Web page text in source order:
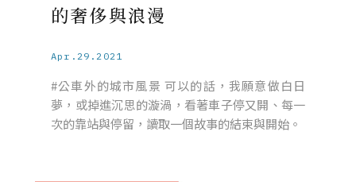
的奢侈與浪漫
Apr.29.2021
#公車外的城市風景 可以的話，我願意做白日
夢，或掉進沉思的漩渦，看著車子停又開、每一
次的靠站與停留，讀取一個故事的結束與開始。